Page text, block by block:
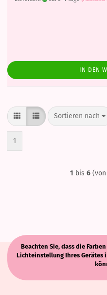
IN DEN
Sortieren nach
Sortieren nach
1
1 bis 6(von
Beachten Sie, dass die
Lichteinstellung Ihres Gerätes